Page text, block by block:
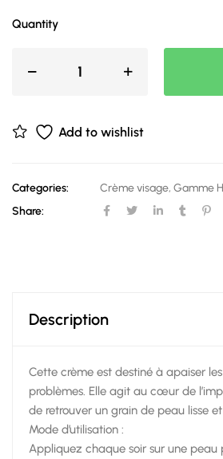
Quantity
Add to wishlist
Categories: Crème visage, Gamme
Share:
Description
Cette crème est destiné à apaiser
problèmes. Elle agit au cœur de
de retrouver un grain de peau lisse
Mode d’utilisation :
Appliquez chaque soir sur une